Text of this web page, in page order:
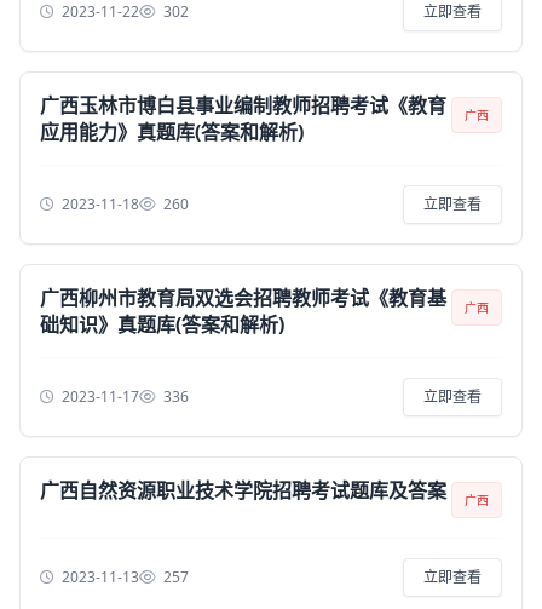
2023-11-22 302 立即查看
广西玉林市博白县事业编制教师招聘考试《教育
应用能力》真题库(答案和解析)
广西
2023-11-18 260 立即查看
广西柳州市教育局双选会招聘教师考试《教育基
础知识》真题库(答案和解析)
广西
2023-11-17 336 立即查看
广西自然资源职业技术学院招聘考试题库及答案 广西
2023-11-13 257 立即查看